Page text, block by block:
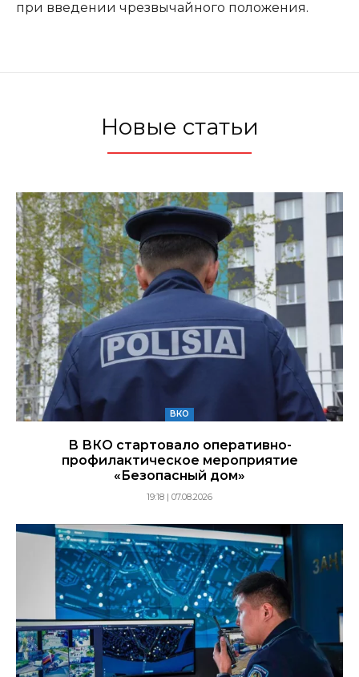
при введении чрезвычайного положения.
Новые статьи
ВКО
В ВКО стартовало оперативно-
профилактическое мероприятие
«Безопасный дом»
19:18 | 07.08.2026